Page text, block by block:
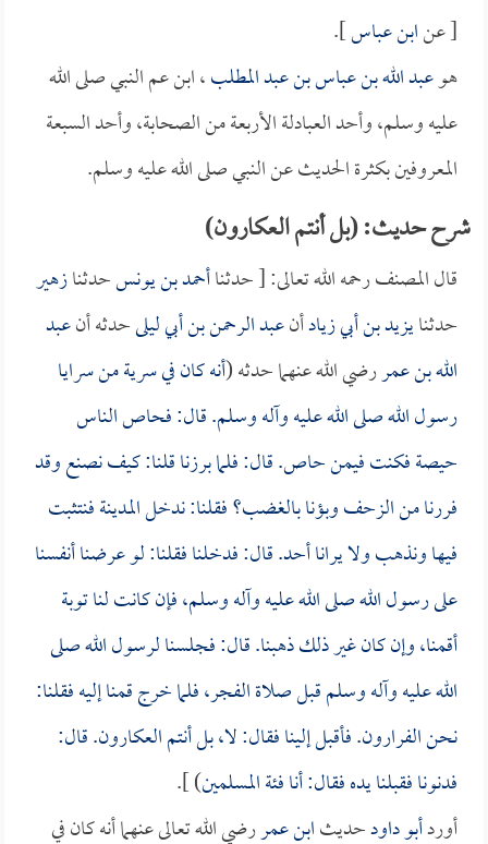
[ عنابن عباس].
هوعبد الله بن عباس بن عبد المطلب، ابن عم النبي صلى الله
عليه وسلم، وأحد العبادلة الأربعة من الصحابة، وأحد السبعة
المعروفين بكثرة الحديث عن النبي صلى الله عليه وسلم.
شرح حديث: (بل أنتم العكارون)
قال المصنف رحمه الله تعالى: [ حدثناأحمد بن يونسحدثنازهير
حدثنايزيد بن أبي زيادأنعبد الرحمن بن أبي ليلىحدثه أنعبد
الله بن عمررضي الله عنهما حدثه (أنه كان في سرية من سرايا
رسول الله صلى الله عليه وآله وسلم. قال: فحاص الناس
حيصة فكنت فيمن حاص. قال: فلما برزنا قلنا: كيف نصنع وقد
فررنا من الزحف وبؤنا بالغضب؟ فقلنا: ندخل المدينة فنتثبت
فيها ونذهب ولا يرانا أحد. قال: فدخلنا فقلنا: لو عرضنا أنفسنا
على رسول الله صلى الله عليه وآله وسلم، فإن كانت لنا توبة
أقمنا، وإن كان غير ذلك ذهبنا. قال: فجلسنا لرسول الله صلى
الله عليه وآله وسلم قبل صلاة الفجر، فلما خرج قمنا إليه فقلنا:
نحن الفرارون. فأقبل إلينا فقال: لا، بل أنتم العكارون. قال:
فدنونا فقبلنا يده فقال: أنا فئة المسلمين) ].
أوردأبو داودحديثابن عمررضي الله تعالى عنهما أنه كان في